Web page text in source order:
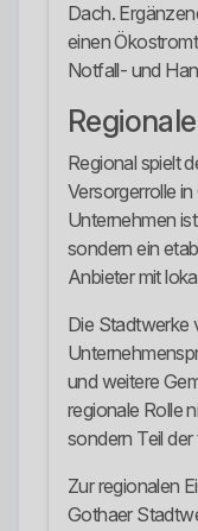
Dach.
einen
Notfall- und
Regional spielt
Versorgerrolle
Unternehmen
sondern ein
Anbieter mit
Die Stadtwerke
und weitere
regionale Rolle
sondern Teil
Zur regionalen
Gothaer